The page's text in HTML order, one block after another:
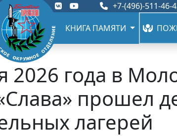
+7-(496)-511-46-
КНИГА ПАМЯТИ
2026 года в
прошел
лагерей